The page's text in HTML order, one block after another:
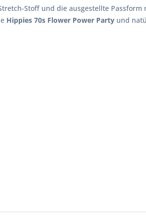
Stoff und die ausgestellte Passform
Hippies 70s Flower Power Party und